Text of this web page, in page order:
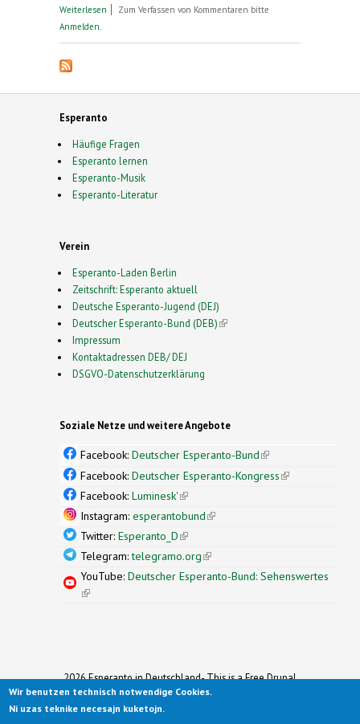
Weiterlesen über Esperanto-Kongress in Zweibrücken
Zum Verfassen von Kommentaren bitte
Anmelden
Esperanto
Häufige Fragen
Esperanto lernen
Esperanto-Musik
Esperanto-Literatur
Verein
Esperanto-Laden Berlin
Zeitschrift: Esperanto aktuell
Deutsche Esperanto-Jugend (DEJ)
Deutscher Esperanto-Bund (DEB)(link is external)
Impressum
Kontaktadressen DEB/ DEJ
DSGVO-Datenschutzerklärung
Soziale Netze und weitere Angebote
Facebook: Deutscher Esperanto-Bund(link is
external)
Facebook: Deutscher Esperanto-Kongress(link is
Facebook: Luminesk'(link is external)
Instagram: esperantobund(link is external)
Twitter: Esperanto_D(link is external)
Telegram:telegramo.org(link is external)
YouTube: Deutscher Esperanto-Bund: Sehenswertes
(link is external)
2026 Esperanto in Deutschland- This is a Free Drupal
Theme
Ported to Drupal for the Open Source Community by
Wir benutzen technisch notwendige Cookies.
Ni uzas teknike necesajn kuketojn.